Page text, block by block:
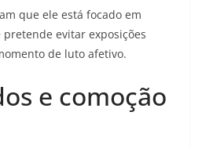
que ele está focado em
evitar exposições
de luto afetivo.
e comoção